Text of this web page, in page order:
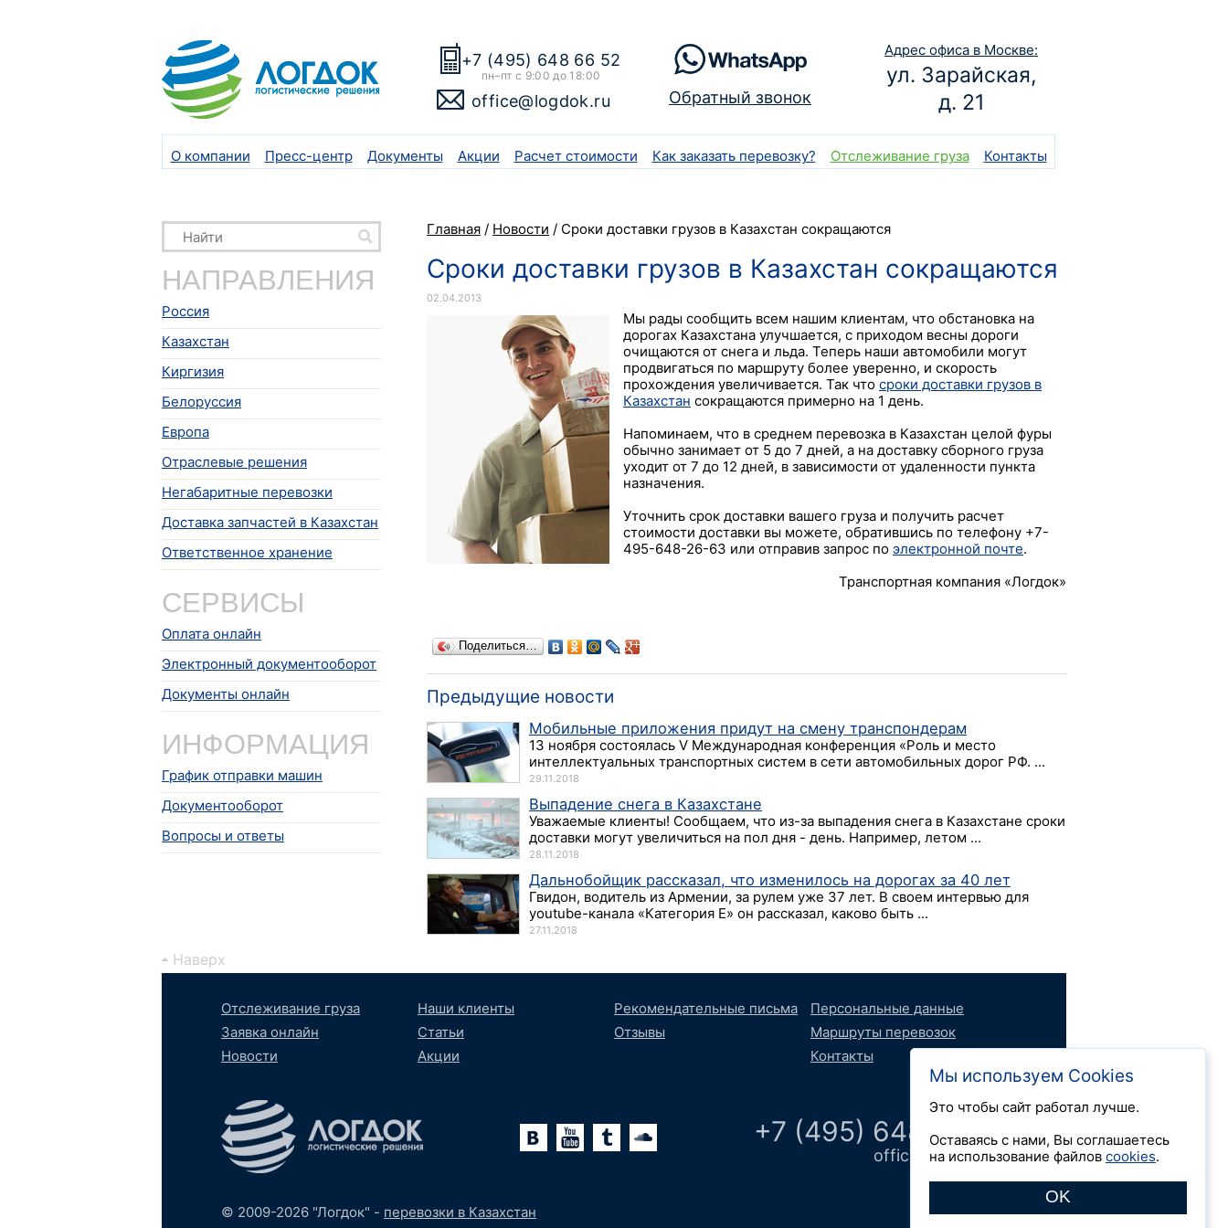
+7 (495) 648 66 52
пн–пт с 9:00 до 18:00
office@logdok.ru Обратный звонок
Адрес офиса в Москве:
ул. Зарайская,
д. 21
О компании Пресс-центр Документы Акции Расчет стоимости Как заказать перевозку? Отслеживание груза Контакты
НАПРАВЛЕНИЯ
Россия
Казахстан
Киргизия
Белоруссия
Европа
Отраслевые решения
Негабаритные перевозки
Доставка запчастей в Казахстан
Ответственное хранение
СЕРВИСЫ
Оплата онлайн
Электронный документооборот
Документы онлайн
ИНФОРМАЦИЯ
График отправки машин
Документооборот
Вопросы и ответы
Главная / Новости / Сроки доставки грузов в Казахстан сокращаются
Сроки доставки грузов в Казахстан сокращаются
02.04.2013
Мы рады сообщить всем нашим клиентам, что обстановка на
дорогах Казахстана улучшается, с приходом весны дороги
очищаются от снега и льда. Теперь наши автомобили могут
продвигаться по маршруту более уверенно, и скорость
прохождения увеличивается. Так что сроки доставки грузов в
Казахстан сокращаются примерно на 1 день.
Напоминаем, что в среднем перевозка в Казахстан целой фуры
обычно занимает от 5 до 7 дней, а на доставку сборного груза
уходит от 7 до 12 дней, в зависимости от удаленности пункта
назначения.
Уточнить срок доставки вашего груза и получить расчет
стоимости доставки вы можете, обратившись по телефону +7-
495-648-26-63 или отправив запрос по электронной почте.
Транспортная компания «Логдок»
Поделиться…
Предыдущие новости
Мобильные приложения придут на смену транспондерам
13 ноября состоялась V Международная конференция «Роль и место
интеллектуальных транспортных систем в сети автомобильных дорог РФ. ...
29.11.2018
Выпадение снега в Казахстане
Уважаемые клиенты! Сообщаем, что из-за выпадения снега в Казахстане сроки
доставки могут увеличиться на пол дня - день. Например, летом ...
28.11.2018
Дальнобойщик рассказал, что изменилось на дорогах за 40 лет
Гвидон, водитель из Армении, за рулем уже 37 лет. В своем интервью для
youtube-канала «Категория Е» он рассказал, каково быть ...
27.11.2018
Наверх
Отслеживание груза
Заявка онлайн
Новости
Наши клиенты
Статьи
Акции
Рекомендательные письма
Отзывы
Персональные данные
Маршруты перевозок
Контакты
ВконтактеYouTubetumblr
SoundCloud +7 (495) 648 66 52
office@logdok.ru
© 2009-2026 "Логдок" - перевозки в Казахстан
Мы используем Cookies
Это чтобы сайт работал лучше.
Оставаясь с нами, Вы соглашаетесь
на использование файлов cookies.
OK